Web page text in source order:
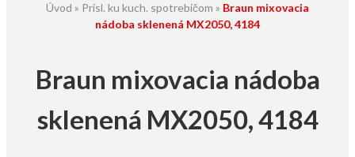
Úvod » Prísl. ku kuch. spotrebičom » Braun mixovacia
nádoba sklenená MX2050, 4184
Braun mixovacia nádoba
sklenená MX2050, 4184